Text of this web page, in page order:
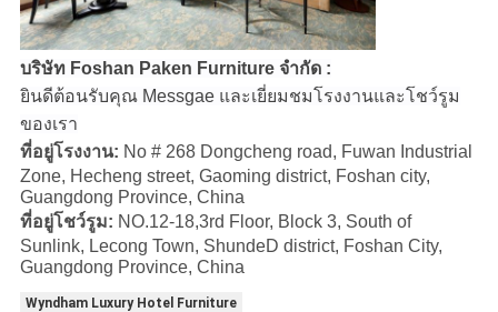
บริษัท Foshan Paken Furniture จำกัด :
ยินดีต้อนรับคุณ Messgae และเยี่ยมชมโรงงานและโชว์รูม
ของเรา
ที่อยู่โรงงาน: No # 268 Dongcheng road, Fuwan Industrial
Zone, Hecheng street, Gaoming district, Foshan city,
Guangdong Province, China
ที่อยู่โชว์รูม: NO.12-18,3rd Floor, Block 3, South of
Sunlink, Lecong Town, ShundeD district, Foshan City,
Guangdong Province, China
Wyndham Luxury Hotel Furniture